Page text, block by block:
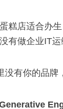
糕店适合办
有做企业IT
没有你的品牌